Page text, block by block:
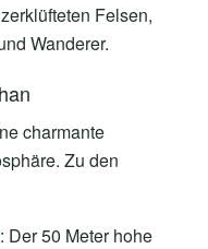
Felsen,
Wanderer.
charmante
Zu den
: Der 50 Meter hohe